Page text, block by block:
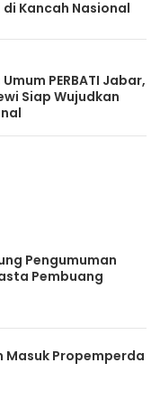
Kancah Nasional
PERBATI Jabar,
Siap Wujudkan
Pengumuman
Pembuang
Masuk Propemperda